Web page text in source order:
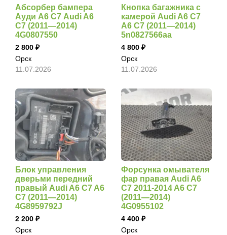
Абсорбер бампера
Ауди А6 С7 Audi A6
C7 (2011—2014)
4G0807550
2 800
Орск
11.07.2026
Кнопка багажника с
камерой Audi A6 C7
A6 C7 (2011—2014)
5n0827566aa
4 800
Орск
11.07.2026
Блок управления
дверьми передний
правый Audi A6 C7 A6
C7 (2011—2014)
4G8959792J
2 200
Орск
Форсунка омывателя
фар правая Audi A6
C7 2011-2014 A6 C7
(2011—2014)
4G0955102
4 400
Орск